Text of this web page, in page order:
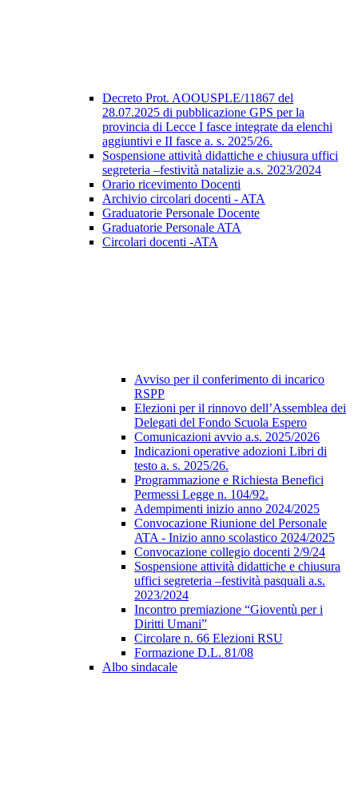
Decreto Prot. AOOUSPLE/11867 del
28.07.2025 di pubblicazione GPS per la
provincia di Lecce I fasce integrate da elenchi
aggiuntivi e II fasce a. s. 2025/26.
Sospensione attività didattiche e chiusura uffici
segreteria –festività natalizie a.s. 2023/2024
Orario ricevimento Docenti
Archivio circolari docenti - ATA
Graduatorie Personale Docente
Graduatorie Personale ATA
Circolari docenti -ATA
Avviso per il conferimento di incarico
RSPP
Elezioni per il rinnovo dell’Assemblea dei
Delegati del Fondo Scuola Espero
Comunicazioni avvio a.s. 2025/2026
Indicazioni operative adozioni Libri di
testo a. s. 2025/26.
Programmazione e Richiesta Benefici
Permessi Legge n. 104/92.
Adempimenti inizio anno 2024/2025
Convocazione Riunione del Personale
ATA - Inizio anno scolastico 2024/2025
Convocazione collegio docenti 2/9/24
Sospensione attività didattiche e chiusura
uffici segreteria –festività pasquali a.s.
2023/2024
Incontro premiazione “Gioventù per i
Diritti Umani”
Circolare n. 66 Elezioni RSU
Formazione D.L. 81/08
Albo sindacale